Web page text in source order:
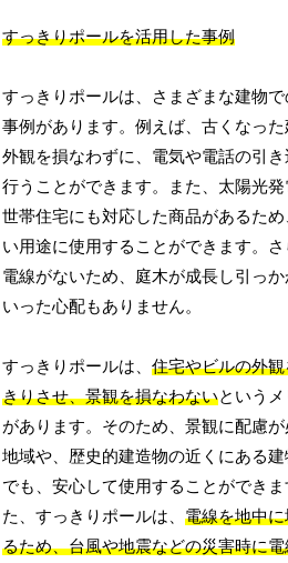
すっきりポールを活用した事例
すっきりポールは、さまざまな建物で
事例があります。例えば、古くなっ
外観を損なわずに、電気や電話の引き
行うことができます。また、太陽光
世帯住宅にも対応した商品があるた
い用途に使用することができます。さ
電線がないため、庭木が成長し引っか
いった心配もありません。
すっきりポールは、住宅やビルの外
きりさせ、景観を損なわないというメ
があります。そのため、景観に配慮が
地域や、歴史的建造物の近くにある
でも、安心して使用することができま
た、すっきりポールは、電線を地中
るため、台風や地震などの災害時に